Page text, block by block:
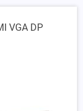
VGA DP